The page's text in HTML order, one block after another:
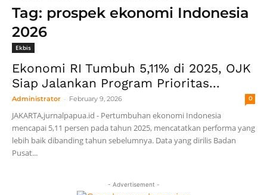
Tag: prospek ekonomi Indonesia
2026
Ekbis
Ekonomi RI Tumbuh 5,11% di 2025, OJK
Siap Jalankan Program Prioritas...
Administrator - February 9, 2026 0
JAKARTA,jurnalpapua.id - Pertumbuhan ekonomi Indonesia
mencapai 5,11 persen pada tahun 2025, mencatatkan performa yang
lebih baik dibanding tahun sebelumnya. Data yang dirilis Badan
Pusat...
- Advertisement -